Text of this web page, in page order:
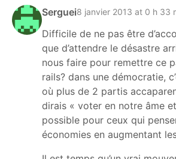
Serguei8 janvier 2013 at 0 h 33
Difficile de ne pas être
que d’attendre le désastre
nous faire pour remettre ce
rails? dans une démocratie,
où plus de 2 partis
dirais « voter en notre âme
possible pour ceux qui
économies en augmentant